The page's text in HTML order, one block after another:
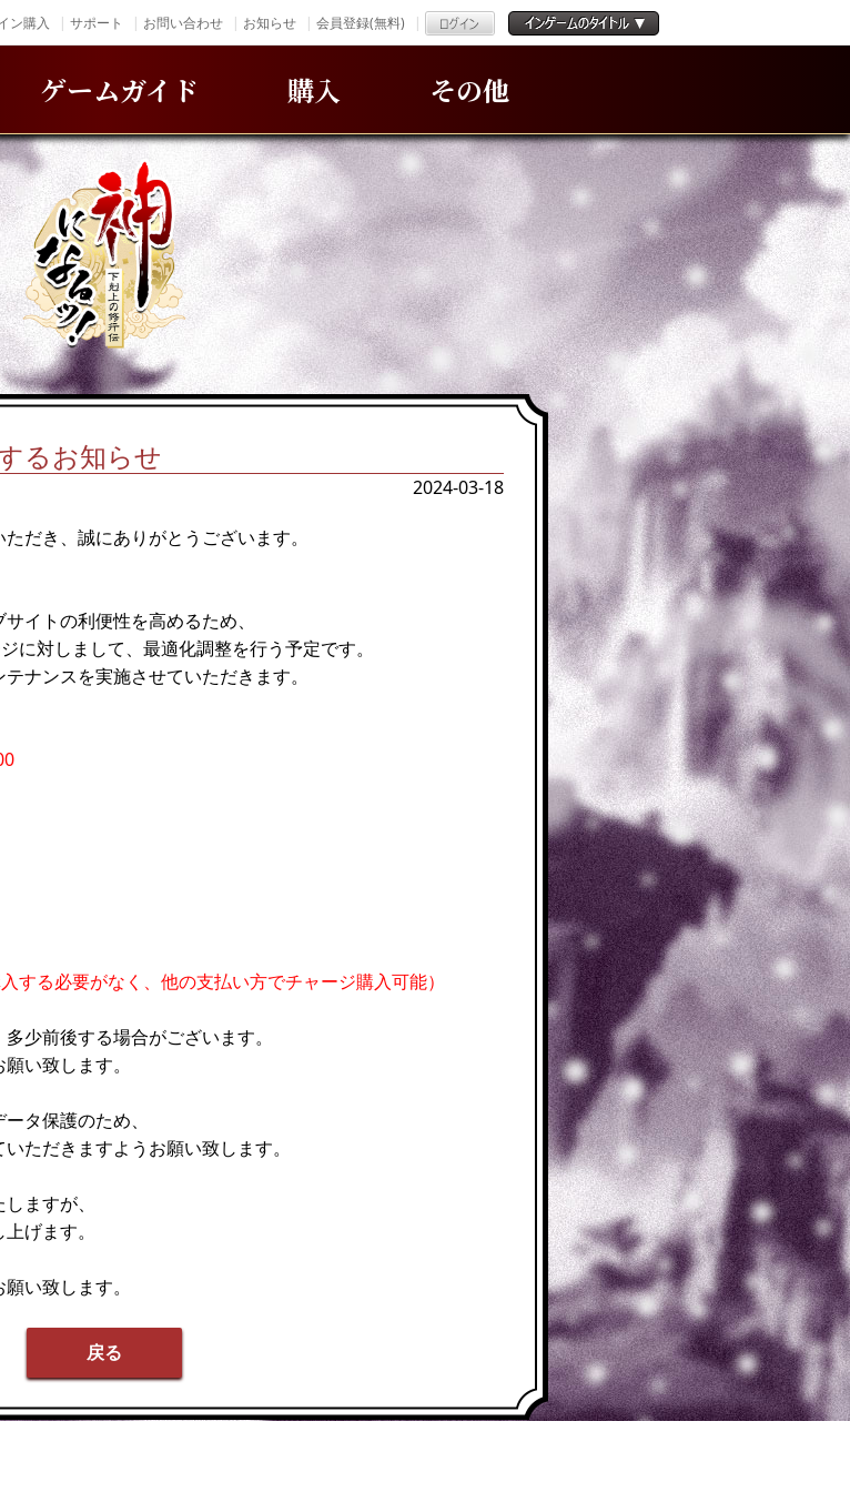
ン購入 サポート お問い合わせ お知らせ 会員登録(無料)
ゲームガイド 購入 その他
るお知らせ
2024-03-18
だき、誠にありがとうございます。
イトの利便性を高めるため、
に対しまして、最適化調整を行う予定です。
ナンスを実施させていただきます。
する必要がなく、他の支払い方でチャージ購入可能）
少前後する場合がございます。
い致します。
タ保護のため、
ただきますようお願い致します。
ますが、
げます。
い致します。
戻る